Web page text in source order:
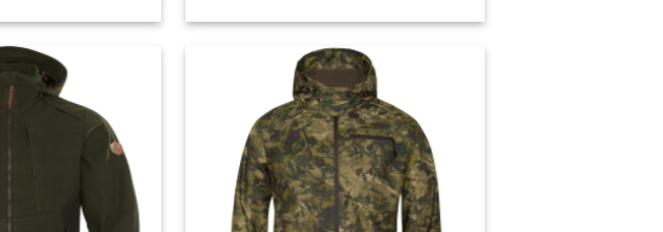
Toevoegen
aan
verlanglijst
Toevoegen
aan
verlanglijst